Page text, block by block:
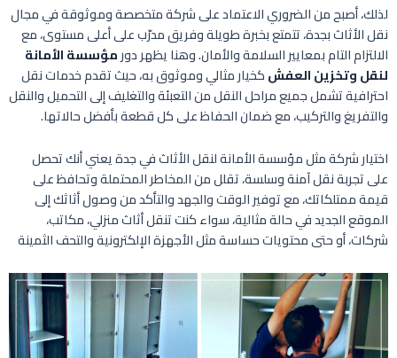
لذلك، أصبح من الضروري الاعتماد على شركة متخصصة وموثوقة في مجال
نقل الأثاث بجدة، تتمتع بخبرة طويلة وفريق مدرّب على أعلى مستوى، مع
الالتزام التام بمعايير السلامة والأمان. وهنا يظهر دورمؤسسة الأمانة
لنقل وتخزين العفشكخيار مثالي وموثوق به، حيث تقدم خدمات نقل
احترافية تشمل جميع مراحل النقل من التعبئة والتغليف إلى التحميل والنقل
والتفريغ والتركيب، مع ضمان الحفاظ على كل قطعة بأفضل حالاتها.
اختيار شركة مثل مؤسسة الأمانة لنقل الأثاث في جدة يعني أنك تحصل
على تجربة نقل آمنة وسلسة، تقلل من المخاطر المحتملة وتحافظ على
قيمة ممتلكاتك، مع توفير الوقت والجهد والتأكد من وصول أثاثك إلى
الموقع الجديد في حالة مثالية، سواء كنت تنقل أثاث منزلي، مكاتب،
شركات، أو حتى محتويات حساسة مثل الأجهزة الإلكترونية والتحف الثمينة